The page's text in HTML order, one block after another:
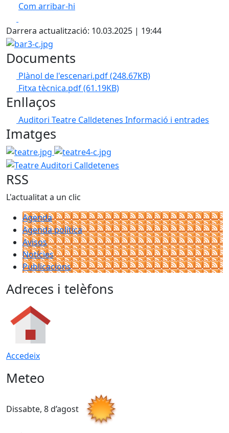
Com arribar-hi
+
−
Darrera actualització: 10.03.2025 | 19:44
bar3-c.jpg
Documents
Plànol de l'escenari.pdf(248.67KB)
Fitxa tècnica.pdf(61.19KB)
Enllaços
Auditori Teatre Calldetenes Informació i entrades
Imatges
teatre.jpg teatre4-c.jpg
RSS
L'actualitat a un clic
Agenda
Agenda política
Avisos
Notícies
Publicacions
Adreces i telèfons
Accedeix
Meteo
Dissabte, 8 d’agost